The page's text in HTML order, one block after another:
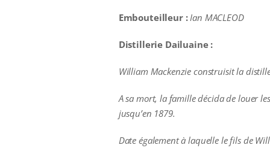
Embouteilleur :Ian MACLEOD
Distillerie Dailuaine :
William Mackenzie construisit la
A sa mort, la famille décida de louer
jusqu’en 1879.
Date également à laquelle le fils de